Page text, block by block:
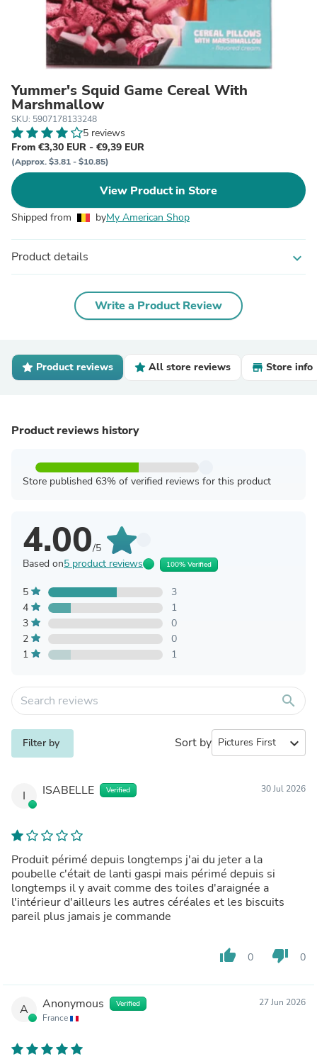
Yummer's Squid Game Cereal With
Marshmallow
SKU: 5907178133248
5 reviews
From €3,30 EUR - €9,39 EUR
(Approx. $3.81 - $10.85)
View Product in Store
Shipped from byMy American Shop
Product details expand_more
Write a Product Review
Product reviews All store reviews Store info
Product reviews history
Store published 63% of verified reviews for this product
4.00/5
Based on5 product reviews 100% Verified
5
3
4
1
3
0
2
0
1
1
search
Filter by Sort by expand_more
I ISABELLE Verified 30 Jul 2026
Produit périmé depuis longtemps j'ai du jeter a la
poubelle c'était de lanti gaspi mais périmé depuis si
longtemps il y avait comme des toiles d'araignée a
l'intérieur d'ailleurs les autres céréales et les biscuits
pareil plus jamais je commande
thumb_up 0 thumb_down 0
A Anonymous Verified
France
27 Jun 2026